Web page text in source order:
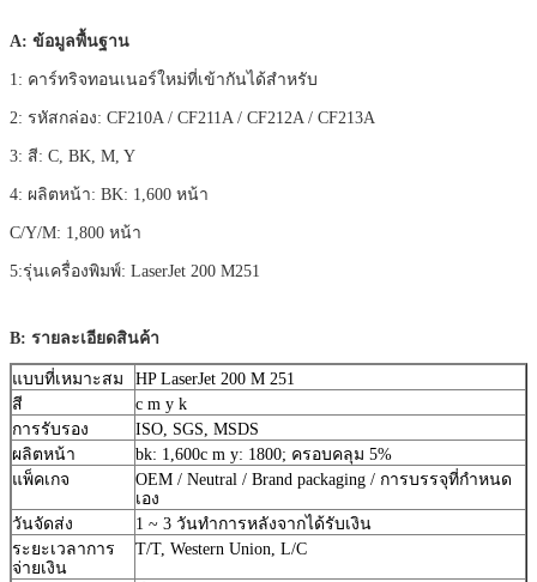
A: ข้อมูลพื้นฐาน
1: คาร์ทริจทอนเนอร์ใหม่ที่เข้ากันได้สําหรับ
2: รหัสกล่อง: CF210A / CF211A / CF212A / CF213A
3: สี: C, BK, M, Y
4: ผลิตหน้า: BK: 1,600 หน้า
C/Y/M: 1,800 หน้า
5:รุ่นเครื่องพิมพ์: LaserJet 200 M251
B: รายละเอียดสินค้า
แบบที่เหมาะสม
HP LaserJet 200 M 251
สี
c m y k
การรับรอง
ISO, SGS, MSDS
ผลิตหน้า
bk: 1,600c m y: 1800; ครอบคลุม 5%
แพ็คเกจ
OEM / Neutral / Brand packaging / การบรรจุที่กําหนด
เอง
วันจัดส่ง
1 ~ 3 วันทําการหลังจากได้รับเงิน
ระยะเวลาการ
จ่ายเงิน
T/T, Western Union, L/C